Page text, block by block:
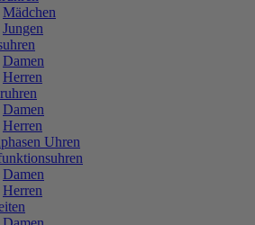
Mädchen
Jungen
Damen
Herren
Damen
Herren
Uhren
Damen
Herren